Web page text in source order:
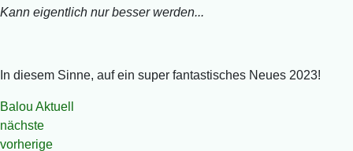
Kann eigentlich nur besser werden...
In diesem Sinne, auf ein super fantastisches Neues 2023!
Balou Aktuell
nächste
vorherige